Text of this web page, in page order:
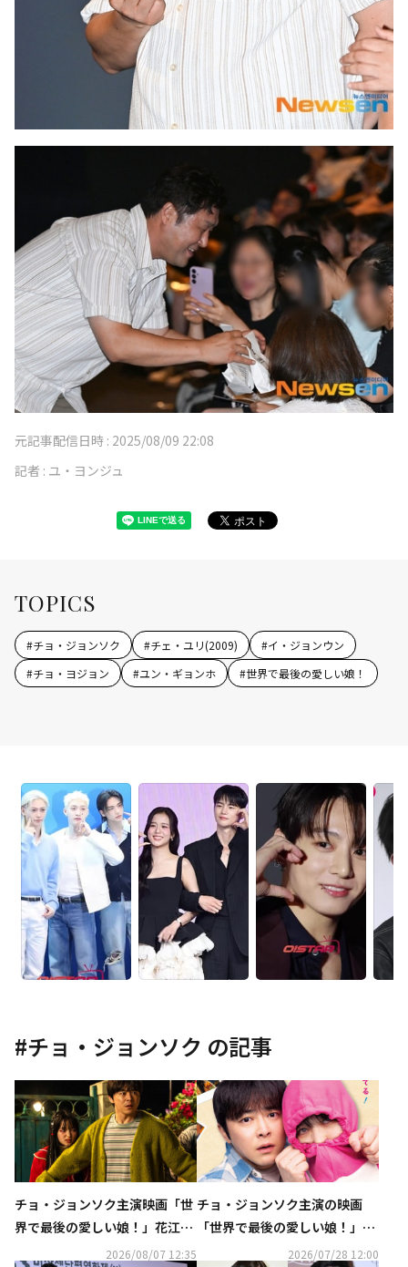
元記事配信日時 : 2025/08/09 22:08
記者 : ユ・ヨンジュ
TOPICS
#チョ・ジョンソク #チェ・ユリ(2009) #イ・ジョンウン
#チョ・ヨジョン #ユン・ギョンホ #世界で最後の愛しい娘！
#チョ・ジョンソク の記事
チョ・ジョンソク主演映画「世
界で最後の愛しい娘！」花江夏
樹ナレーション入り予告映像・
2026/08/07 12:35
チョ・ジョンソク主演の映画
「世界で最後の愛しい娘！」11
月13日より日本公開！ポスター
2026/07/28 12:00